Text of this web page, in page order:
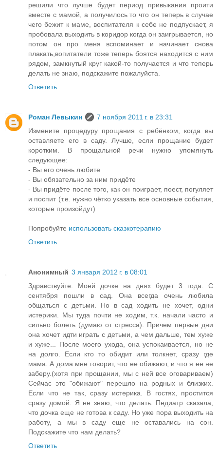
решили что лучше будет период привыкания проити
вместе с мамой, а получилось то что он теперь в случае
чего бежит к маме, воспитателя к себе не подпускает, я
пробовала выходить в коридор когда он заигрывается, но
потом он про меня вспоминает и начинает снова
плакать,вопитатели тоже теперь боятся находится с ним
рядом, замкнутый круг какой-то получается и что теперь
делать не знаю, подскажите пожалуйста.
Ответить
Роман Левыкин
7 ноября 2011 г. в 23:31
Измените процедуру прощания с ребёнком, когда вы
оставляете его в саду. Лучше, если прощание будет
коротким. В прощальной речи нужно упомянуть
следующее:
- Вы его очень любите
- Вы обязательно за ним придёте
- Вы придёте после того, как он поиграет, поест, погуляет
и поспит (т.е. нужно чётко указать все основные события,
которые произойдут)
Попробуйте использовать сказкотерапию
Ответить
Анонимный 3 января 2012 г. в 08:01
Здравствуйте. Моей дочке на днях будет 3 года. С
сентября пошли в сад. Она всегда очень любила
общаться с детьми. Но в сад ходить не хочет, одни
истерики. Мы туда почти не ходим, т.к. начали часто и
сильно болеть (думаю от стресса). Причем первые дни
она хочет идти играть с детьми, а чем дальше, тем хуже
и хуже... После моего ухода, она успокаивается, но не
на долго. Если кто то обидит или толкнет, сразу где
мама. А дома мне говорит, что ее обижают, и что я ее не
заберу.(хотя при прощании, мы с ней все оговариваем)
Сейчас это "обижают" перешло на родных и близких.
Если что не так, сразу истерика. В гостях, простится
сразу домой. Я не знаю, что делать. Педиатр сказала,
что дочка еще не готова к саду. Но уже пора выходить на
работу, а мы в саду еще не оставались на сон.
Подскажите что нам делать?
Ответить